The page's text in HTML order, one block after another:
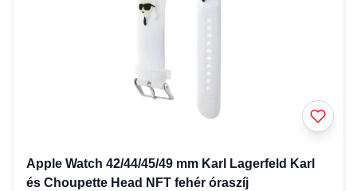
Apple Watch 42/44/45/49 mm Karl Lagerfeld Karl
és Choupette Head NFT fehér óraszíj